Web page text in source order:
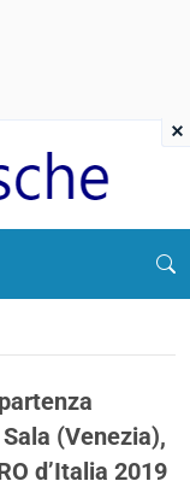
(Venezia),
d’Italia 2019
×